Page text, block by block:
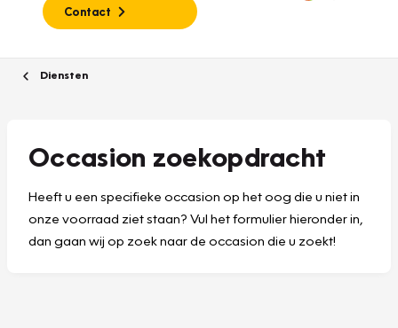
Contact
Diensten
Occasion zoekopdracht
Heeft u een specifieke occasion op het oog die u niet in
onze voorraad ziet staan? Vul het formulier hieronder in,
dan gaan wij op zoek naar de occasion die u zoekt!